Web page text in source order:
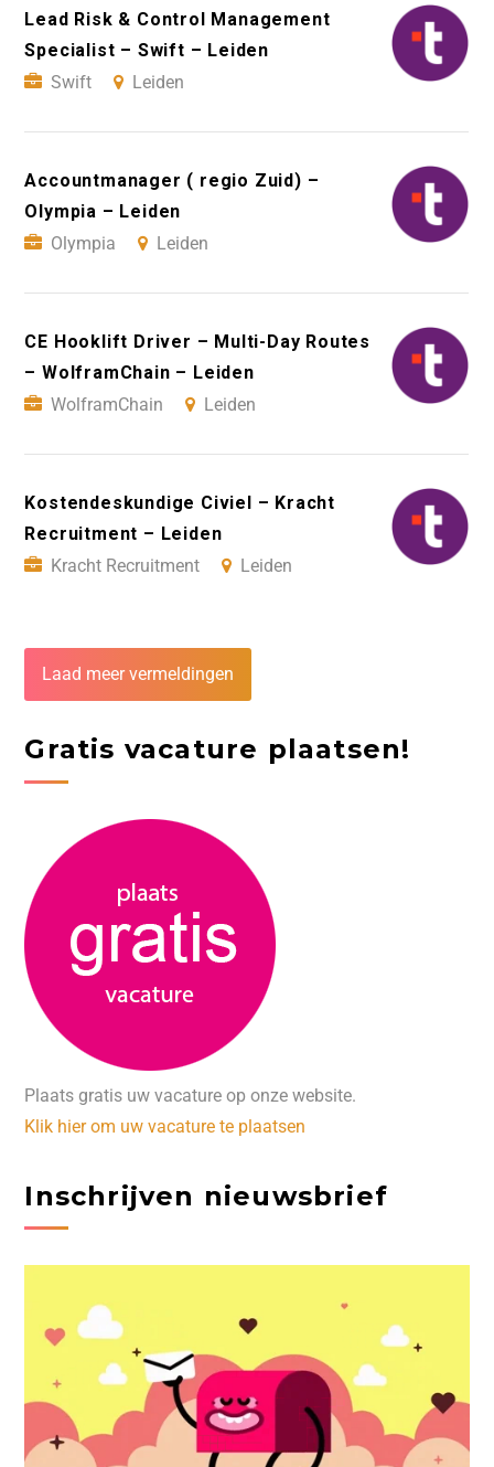
Lead Risk & Control Management
Specialist – Swift – Leiden
Swift
Leiden
Accountmanager ( regio Zuid) –
Olympia – Leiden
Olympia
Leiden
CE Hooklift Driver – Multi-Day Routes
– WolframChain – Leiden
WolframChain
Leiden
Kostendeskundige Civiel – Kracht
Recruitment – Leiden
Kracht Recruitment
Leiden
Laad meer vermeldingen
Gratis vacature plaatsen!
Plaats gratis uw vacature op onze website.
Klik hier om uw vacature te plaatsen
Inschrijven nieuwsbrief